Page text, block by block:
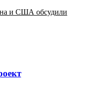
и США обсудили